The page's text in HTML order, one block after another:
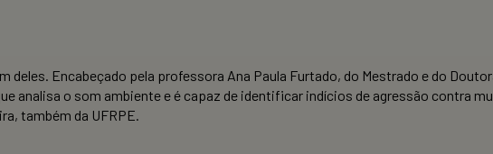
deles. Encabeçado pela professora Ana Paula Furtado, do Mestrado e do
analisa o som ambiente e é capaz de identificar indícios de agressão contra
também da UFRPE.